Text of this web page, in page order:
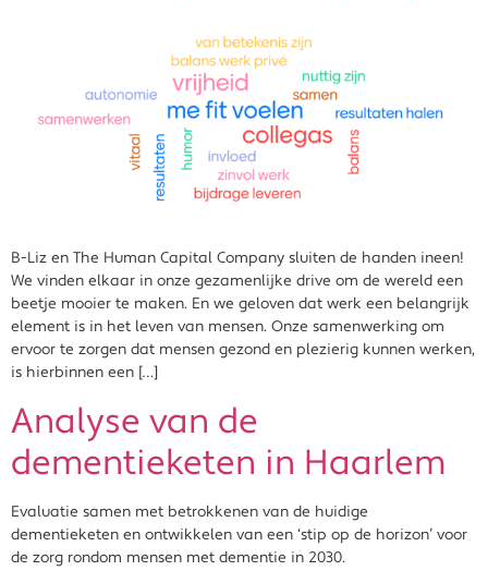
B-Liz en The Human Capital Company sluiten de handen ineen!
We vinden elkaar in onze gezamenlijke drive om de wereld een
beetje mooier te maken. En we geloven dat werk een belangrijk
element is in het leven van mensen. Onze samenwerking om
ervoor te zorgen dat mensen gezond en plezierig kunnen werken,
is hierbinnen een […]
Analyse van de
dementieketen in Haarlem
Evaluatie samen met betrokkenen van de huidige
dementieketen en ontwikkelen van een ‘stip op de horizon’ voor
de zorg rondom mensen met dementie in 2030.